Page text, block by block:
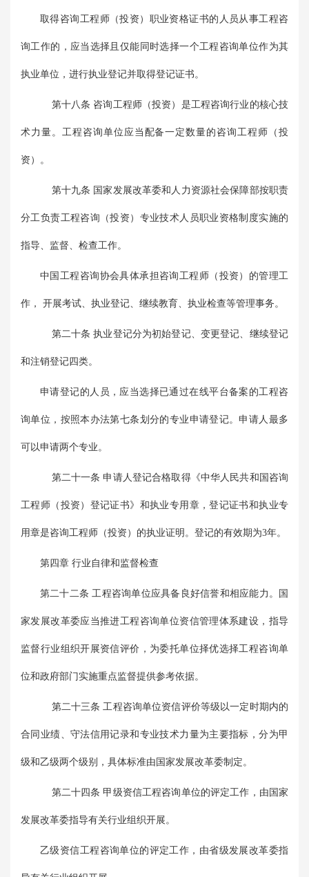
取得咨询工程师（投资）职业资格证书的人员从事工程咨
询工作的，应当选择且仅能同时选择一个工程咨询单位作为其
执业单位，进行执业登记并取得登记证书。
第十八条 咨询工程师（投资）是工程咨询行业的核心技
术力量。工程咨询单位应当配备一定数量的咨询工程师（投
资）。
第十九条 国家发展改革委和人力资源社会保障部按职责
分工负责工程咨询（投资）专业技术人员职业资格制度实施的
指导、监督、检查工作。
中国工程咨询协会具体承担咨询工程师（投资）的管理工
作， 开展考试、执业登记、继续教育、执业检查等管理事务。
第二十条 执业登记分为初始登记、变更登记、继续登记
和注销登记四类。
申请登记的人员，应当选择已通过在线平台备案的工程咨
询单位，按照本办法第七条划分的专业申请登记。申请人最多
可以申请两个专业。
第二十一条 申请人登记合格取得《中华人民共和国咨询
工程师（投资）登记证书》和执业专用章，登记证书和执业专
用章是咨询工程师（投资）的执业证明。登记的有效期为3年。
第四章 行业自律和监督检查
第二十二条 工程咨询单位应具备良好信誉和相应能力。国
家发展改革委应当推进工程咨询单位资信管理体系建设，指导
监督行业组织开展资信评价，为委托单位择优选择工程咨询单
位和政府部门实施重点监督提供参考依据。
第二十三条 工程咨询单位资信评价等级以一定时期内的
合同业绩、守法信用记录和专业技术力量为主要指标，分为甲
级和乙级两个级别，具体标准由国家发展改革委制定。
第二十四条 甲级资信工程咨询单位的评定工作，由国家
发展改革委指导有关行业组织开展。
乙级资信工程咨询单位的评定工作，由省级发展改革委指